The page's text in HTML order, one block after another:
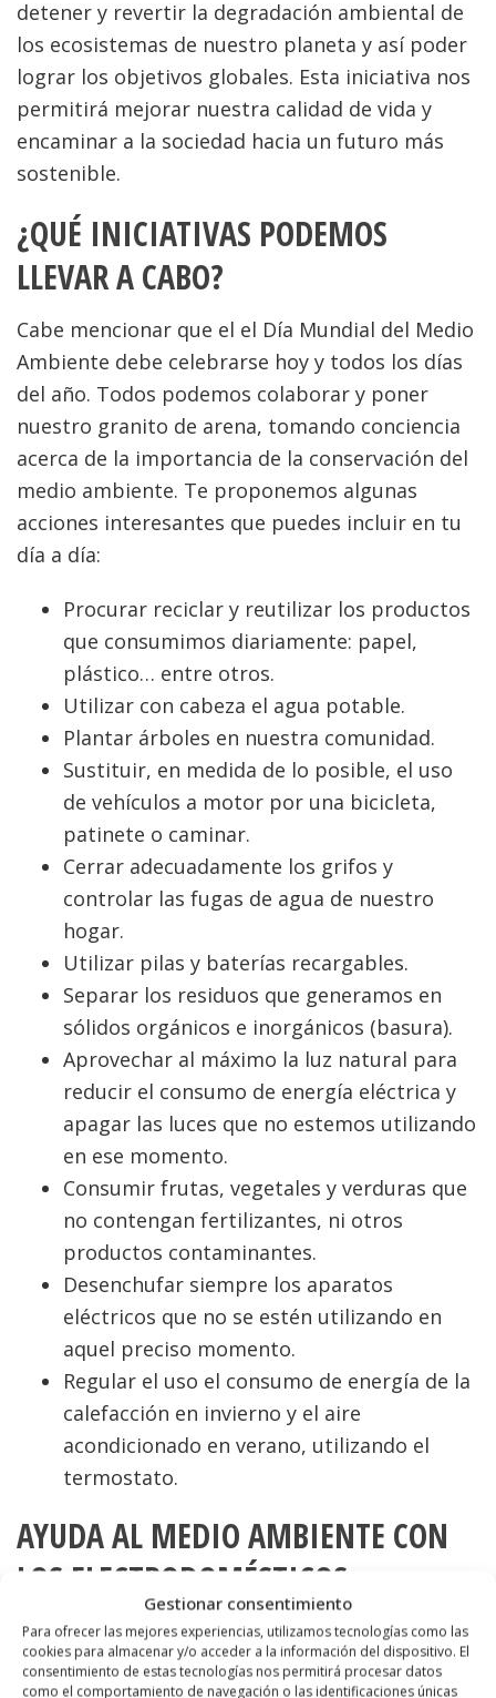
Gestionar consentimiento
Para ofrecer las mejores experiencias, utilizamos tecnologías como las
cookies para almacenar y/o acceder a la información del dispositivo. El
consentimiento de estas tecnologías nos permitirá procesar datos
como el comportamiento de navegación o las identificaciones únicas
detener y revertir la degradación ambiental de
los ecosistemas de nuestro planeta y así poder
lograr los objetivos globales. Esta iniciativa nos
permitirá mejorar nuestra calidad de vida y
encaminar a la sociedad hacia un futuro más
sostenible.
¿QUÉ INICIATIVAS PODEMOS
LLEVAR A CABO?
Cabe mencionar que el el Día Mundial del Medio
Ambiente debe celebrarse hoy y todos los días
del año. Todos podemos colaborar y poner
nuestro granito de arena, tomando conciencia
acerca de la importancia de la conservación del
medio ambiente. Te proponemos algunas
acciones interesantes que puedes incluir en tu
día a día:
Procurar reciclar y reutilizar los productos
que consumimos diariamente: papel,
plástico… entre otros.
Utilizar con cabeza el agua potable.
Plantar árboles en nuestra comunidad.
Sustituir, en medida de lo posible, el uso
de vehículos a motor por una bicicleta,
patinete o caminar.
Cerrar adecuadamente los grifos y
controlar las fugas de agua de nuestro
hogar.
Utilizar pilas y baterías recargables.
Separar los residuos que generamos en
sólidos orgánicos e inorgánicos (basura).
Aprovechar al máximo la luz natural para
reducir el consumo de energía eléctrica y
apagar las luces que no estemos utilizando
en ese momento.
Consumir frutas, vegetales y verduras que
no contengan fertilizantes, ni otros
productos contaminantes.
Desenchufar siempre los aparatos
eléctricos que no se estén utilizando en
aquel preciso momento.
Regular el uso el consumo de energía de la
calefacción en invierno y el aire
acondicionado en verano, utilizando el
termostato.
AYUDA AL MEDIO AMBIENTE CON
LOS ELECTRODOMÉSTICOS
EFICIENTES
Los electrodomésticos de gama blanca, los